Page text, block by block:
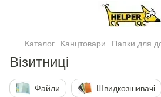
Каталог Канцтовари Папки для
Візитниці
Файли Швидкозшивачі